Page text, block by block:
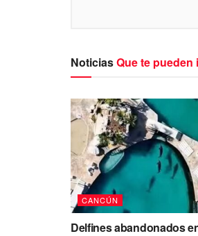
NoticiasQue te pueden
CANCÚN
Delfines abandonados